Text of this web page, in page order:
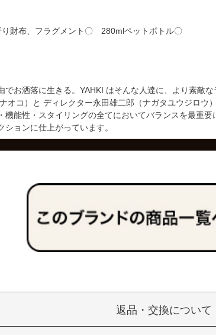
財布、フラグメント〇 280mlペットボトル〇
でお洒落に生きる。YAHKI はそんな人達に、より素敵
オコ）と ディレクター永田雄二郎（ナガタユウジロウ
機能性・スタイリングの全てにおいてバランスを最重
ョンに仕上がっています。
返品・交換について